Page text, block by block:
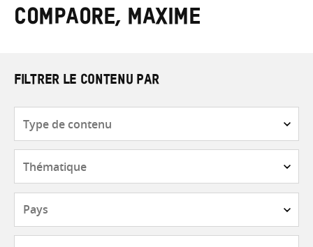
les
termes
Compaore, Maxime
FILTRER LE CONTENU PAR
contenu